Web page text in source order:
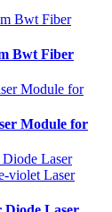
Bwt Fiber
Module for